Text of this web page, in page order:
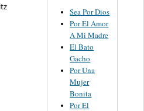
Sea Por Dios
Por El Amor
A Mi Madre
El Bato
Gacho
Por Una
Mujer
Bonita
Por El